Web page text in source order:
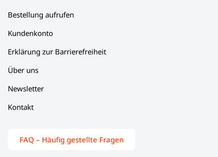
Bestellung aufrufen
Kundenkonto
Erklärung zur Barrierefreiheit
Über uns
Newsletter
Kontakt
FAQ – Häufig gestellte Fragen